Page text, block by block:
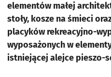
elementów małej
stoły, kosze na śmieci
placyków rekreacyjno-
wyposażonych w
istniejącej alejce pieszo-